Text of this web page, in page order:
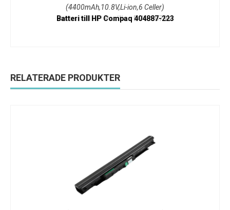
(4400mAh,10.8V,Li-ion,6 Celler)
Batteri till HP Compaq 404887-223
RELATERADE PRODUKTER